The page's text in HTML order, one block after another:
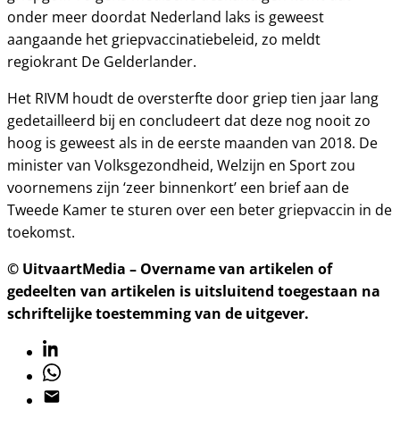
onder meer doordat Nederland laks is geweest
aangaande het griepvaccinatiebeleid, zo meldt
regiokrant De Gelderlander.
Het RIVM houdt de oversterfte door griep tien jaar lang
gedetailleerd bij en concludeert dat deze nog nooit zo
hoog is geweest als in de eerste maanden van 2018. De
minister van Volksgezondheid, Welzijn en Sport zou
voornemens zijn ‘zeer binnenkort’ een brief aan de
Tweede Kamer te sturen over een beter griepvaccin in de
toekomst.
© UitvaartMedia – Overname van artikelen of
gedeelten van artikelen is uitsluitend toegestaan na
schriftelijke toestemming van de uitgever.
Linkedin
Whatsapp
Email